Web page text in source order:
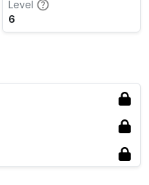
Level
6